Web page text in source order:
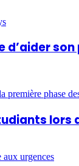
d’aider son